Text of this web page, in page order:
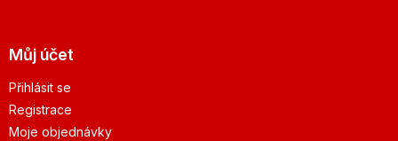
Můj účet
Přihlásit se
Registrace
Moje objednávky